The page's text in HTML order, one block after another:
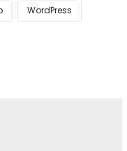
WordPress